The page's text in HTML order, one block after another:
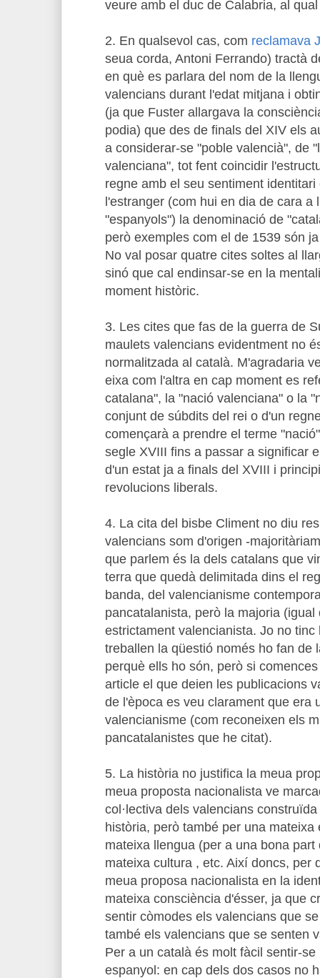
veure amb el duc de Calabria, al
2. En qualsevol cas, com reclamava
seua corda, Antoni Ferrando) tractà
en què es parlara del nom de la
valencians durant l'edat mitjana i
(ja que Fuster allargava la
podia) que des de finals del XIV els
a considerar-se "poble valencià", de
valenciana", tot fent coincidir
regne amb el seu sentiment identitari
l'estranger (com hui en dia de cara a
"espanyols") la denominació de
però exemples com el de 1539 són
No val posar quatre cites soltes al
sinó que cal endinsar-se en la
moment històric.
3. Les cites que fas de la guerra de
maulets valencians evidentment no
normalitzada al català. M'agradaria
eixa com l'altra en cap moment es
catalana", la "nació valenciana" o la
conjunt de súbdits del rei o d'un
començarà a prendre el terme
segle XVIII fins a passar a significar
d'un estat ja a finals del XVIII i
revolucions liberals.
4. La cita del bisbe Climent no diu
valencians som d'origen -
que parlem és la dels catalans que
terra que quedà delimitada dins el
banda, del valencianisme
pancatalanista, però la majoria
estrictament valencianista. Jo no
treballen la qüestió només ho fan de
perquè ells ho són, però si
article el que deien les publicacions
de l'època es veu clarament que era
valencianisme (com reconeixen els
pancatalanistes que he citat).
5. La història no justifica la meua
meua proposta nacionalista ve
col·lectiva dels valencians
història, però també per una
mateixa llengua (per a una bona
mateixa cultura , etc. Així doncs, per
meua proposa nacionalista en la
mateixa consciència d'ésser, ja que
sentir còmodes els valencians que
també els valencians que se senten
Per a un català és molt fàcil sentir-
espanyol: en cap dels dos casos no